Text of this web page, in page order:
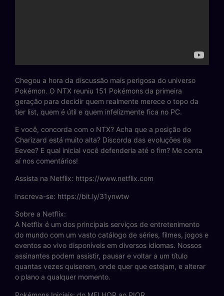
Chegou a hora da discussão mais perigosa do universo
Pokémon. O NTX reuniu 151 Pokémons da primeira
geração para decidir quem realmente merece o topo da
tier list, quem é útil e quem infelizmente fica no PC.
E você, concorda com o NTX? Acha que a posição do
Charizard está muito alta? Discorda das evoluções da
Eevee? E qual inicial você defenderia até o fim? Me conta
aí nos comentários!
Assista na Netflix: https://www.netflix.com
Inscreva-se: https://bit.ly/31ynwtw
Sobre a Netflix:
A Netflix é um dos principais serviços de entretenimento
do mundo com um vasto catálogo de séries, filmes, jogos e
eventos ao vivo disponíveis em diversos idiomas. Nossos
assinantes podem assistir, pausar e voltar a um título
quantas vezes quiserem, onde quer que estejam, e alterar
o plano a qualquer momento.